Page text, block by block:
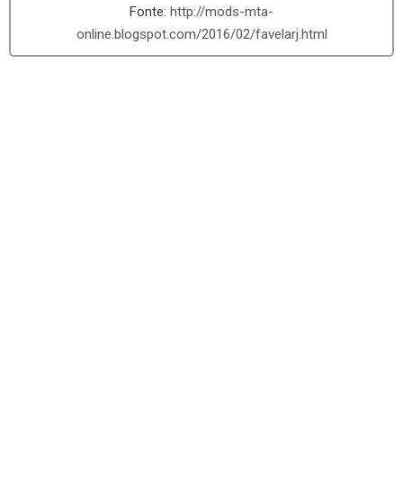
http://mods-mta-
online.blogspot.com/2016/02/favelarj.html